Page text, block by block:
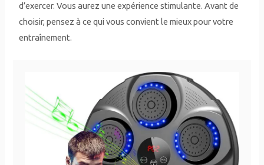
d’exercer. Vous aurez une expérience stimulante. Avant de
choisir, pensez à ce qui vous convient le mieux pour votre
entraînement.